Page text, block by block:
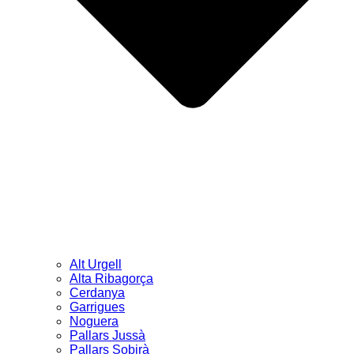
Alt Urgell
Alta Ribagorça
Cerdanya
Garrigues
Noguera
Pallars Jussà
Pallars Sobirà